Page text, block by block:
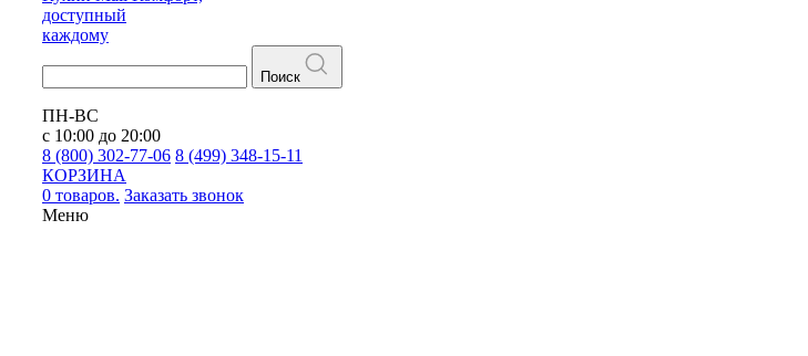
доступный
каждому
Поиск
ПН-ВС
с 10:00 до 20:00
8 (800) 302-77-06 8 (499) 348-15-11
КОРЗИНА
0 товаров. Заказать звонок
Меню